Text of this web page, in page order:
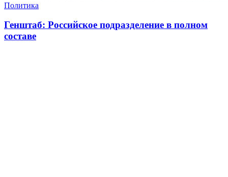
Политика
Генштаб: Российское подразделение в полном
составе